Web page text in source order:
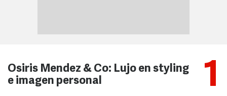
1
Osiris Mendez & Co: Lujo en styling
e imagen personal